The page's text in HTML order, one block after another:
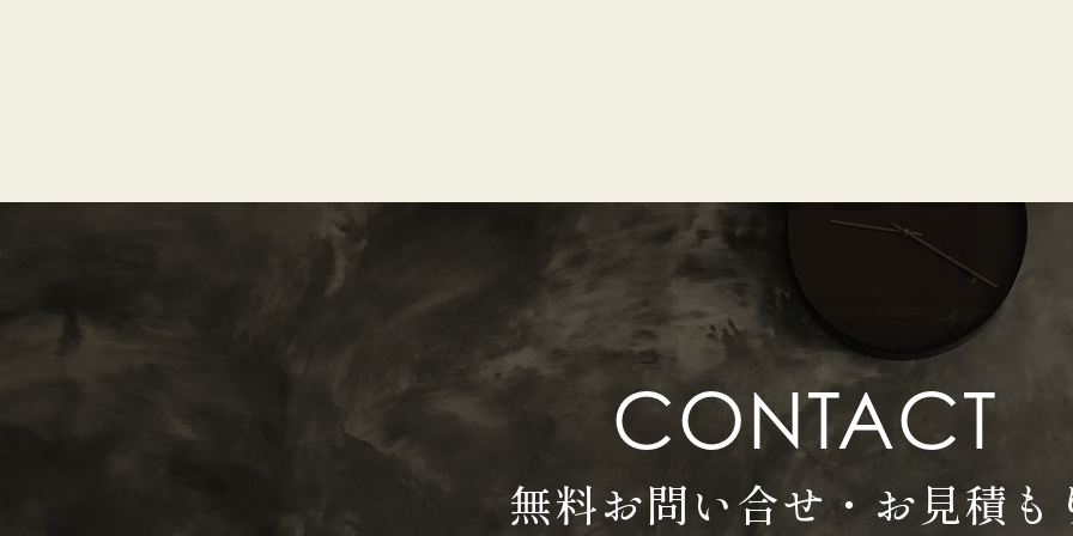
CONTACT
無料お問い合せ・お見積も